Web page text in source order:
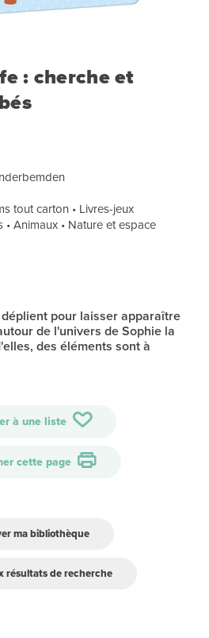
: cherche et
tout carton • Livres-jeux
• Animaux • Nature et espace
pour laisser apparaître
de l'univers de Sophie la
des éléments sont à
à une liste
cette page
ma bibliothèque
résultats de recherche